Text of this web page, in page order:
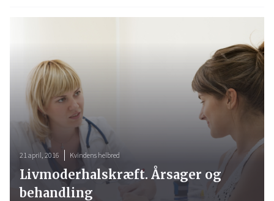
21 april, 2016 Kvindens helbred
Livmoderhalskræft. Årsager og
behandling